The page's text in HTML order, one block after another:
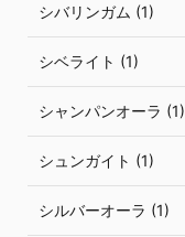
シバリンガム (1)
シベライト (1)
シャンパンオーラ (1)
シュンガイト (1)
シルバーオーラ (1)